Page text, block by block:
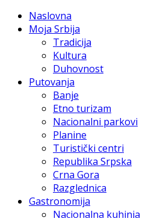
Naslovna
Moja Srbija
Tradicija
Kultura
Duhovnost
Putovanja
Banje
Etno turizam
Nacionalni parkovi
Planine
Turistički centri
Republika Srpska
Crna Gora
Razglednica
Gastronomija
Nacionalna kuhinja